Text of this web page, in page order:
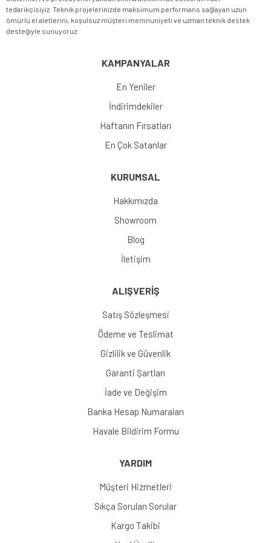
tedarikçisiyiz. Teknik projelerinizde maksimum performans sağlayan uzun
ömürlü el aletlerini, koşulsuz müşteri memnuniyeti ve uzman teknik destek
desteğiyle sunuyoruz.
KAMPANYALAR
En Yeniler
İndirimdekiler
Haftanın Fırsatları
En Çok Satanlar
KURUMSAL
Hakkımızda
Showroom
Blog
İletişim
ALIŞVERİŞ
Satış Sözleşmesi
Ödeme ve Teslimat
Gizlilik ve Güvenlik
Garanti Şartları
İade ve Değişim
Banka Hesap Numaraları
Havale Bildirim Formu
YARDIM
Müşteri Hizmetleri
Sıkça Sorulan Sorular
Kargo Takibi